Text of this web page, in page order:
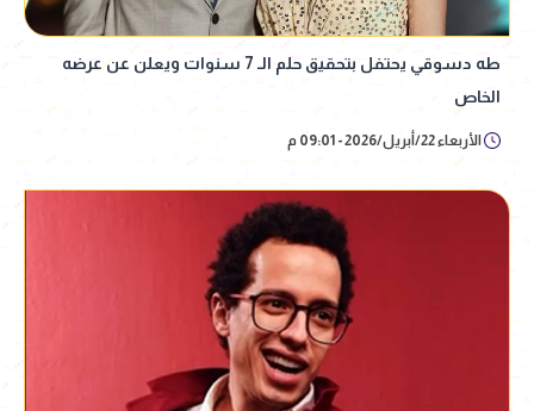
طه دسوقي يحتفل بتحقيق حلم الـ 7 سنوات ويعلن عن عرضه
الخاص
الأربعاء 22/أبريل/2026 - 09:01 م